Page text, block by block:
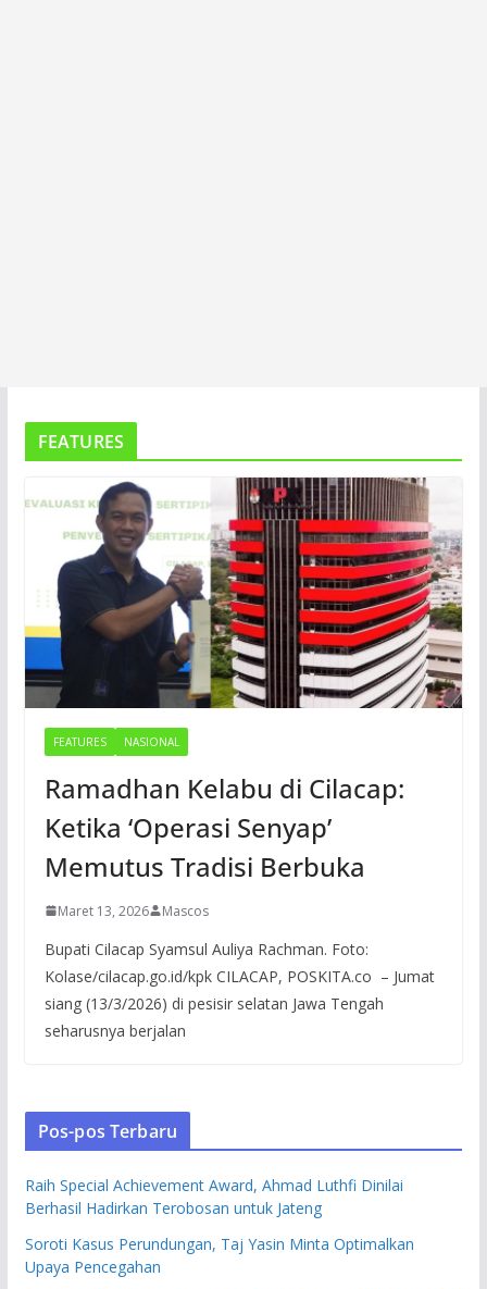
FEATURES
FEATURES NASIONAL
Ramadhan Kelabu di Cilacap:
Ketika ‘Operasi Senyap’
Memutus Tradisi Berbuka
Maret 13, 2026 Mascos
Bupati Cilacap Syamsul Auliya Rachman. Foto:
Kolase/cilacap.go.id/kpk CILACAP, POSKITA.co – Jumat
siang (13/3/2026) di pesisir selatan Jawa Tengah
seharusnya berjalan
Pos-pos Terbaru
Raih Special Achievement Award, Ahmad Luthfi Dinilai
Berhasil Hadirkan Terobosan untuk Jateng
Soroti Kasus Perundungan, Taj Yasin Minta Optimalkan
Upaya Pencegahan